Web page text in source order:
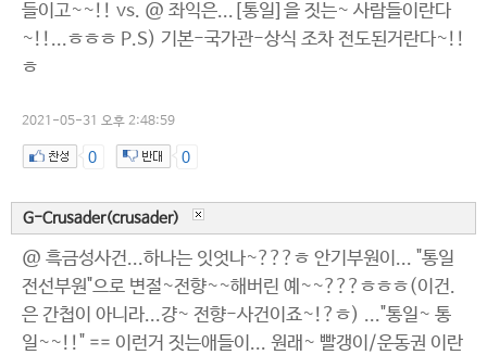
들이고~~!! vs. @ 좌익은...[통일]을 짓는~ 사람들이란다
~!!...ㅎㅎㅎ P.S) 기본-국가관-상식 조차 전도된거란다~!!
ㅎ
2021-05-31 오후 2:48:59
0 0
G-Crusader(crusader)
@ 흑금성사건...하나는 잇엇나~???ㅎ 안기부원이... "통일
전선부원"으로 변절~전향~~해버린 예~~???ㅎㅎㅎ(이건.
은 간첩이 아니라...걍~ 전향-사건이죠~!?ㅎ) ..."통일~ 통
일~~!!" == 이런거 짓는애들이... 원래~ 빨갱이/운동권 이란